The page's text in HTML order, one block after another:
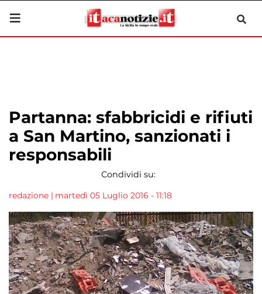
Partanna: sfabbricidi e rifiuti
a San Martino, sanzionati i
responsabili
Condividi su:
redazione | martedì 05 Luglio 2016 - 11:18